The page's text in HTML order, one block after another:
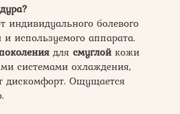
болевого
используемого аппарата.
для смуглойкожи
системами охлаждения,
Ощущается